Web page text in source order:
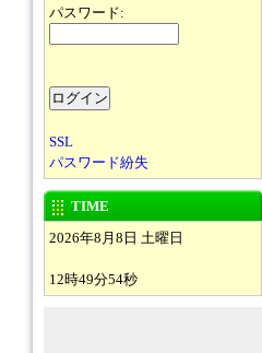
パスワード:
SSL
パスワード紛失
TIME
2026年8月8日 土曜日
12時49分54秒